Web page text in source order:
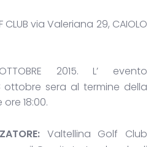
CLUB via Valeriana 29, CAIOLO
2015. L’ evento
ottobre sera al termine della
18:00.
Valtellina Golf Club